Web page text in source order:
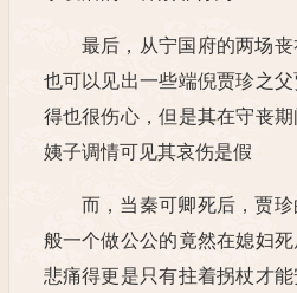
最后，从宁国府的两场
也可以见出一些端倪贾珍之
得也很伤心，但是其在守丧
姨子调情可见其哀伤是假
而，当秦可卿死后，贾
般一个做公公的竟然在媳妇
悲痛得更是只有拄着拐杖才